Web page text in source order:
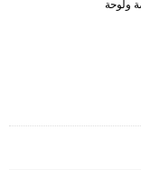
ولوحة